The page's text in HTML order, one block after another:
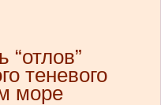
“отлов”
теневого
море